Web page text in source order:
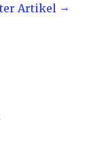
Artikel